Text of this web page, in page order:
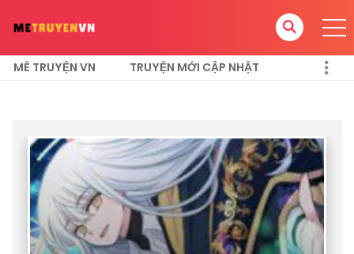
MÊ TRUYỆN VN TRUYỆN MỚI CẬP NHẬT